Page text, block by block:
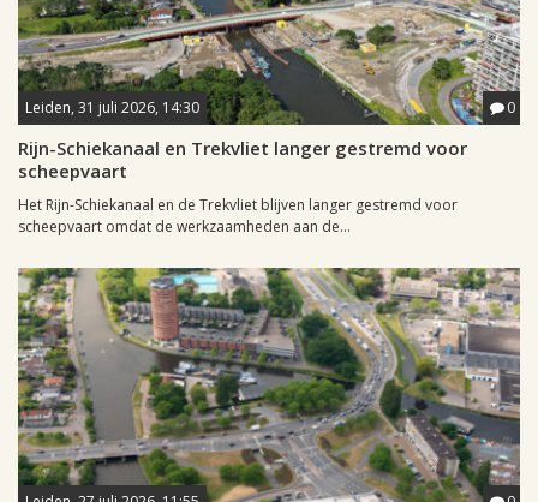
Leiden, 31 juli 2026, 14:30 0
Rijn-Schiekanaal en Trekvliet langer gestremd voor
scheepvaart
Het Rijn-Schiekanaal en de Trekvliet blijven langer gestremd voor
scheepvaart omdat de werkzaamheden aan de...